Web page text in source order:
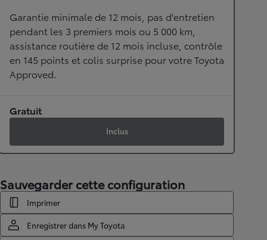
Garantie minimale de 12 mois, pas d'entretien
pendant les 3 premiers mois ou 5 000 km,
assistance routière de 12 mois incluse, contrôle
en 145 points et colis surprise pour votre Toyota
Approved.
Gratuit
Inclus
Sauvegarder cette configuration
Imprimer
Enregistrer dans My Toyota